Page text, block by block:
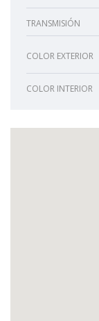
TRANSMISIÓN
COLOR EXTERIOR
COLOR INTERIOR